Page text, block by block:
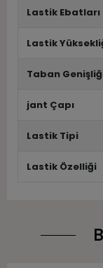
Lastik Ebatları
Lastik
Taban
jant Çapı
Lastik Tipi
Lastik Özelliği